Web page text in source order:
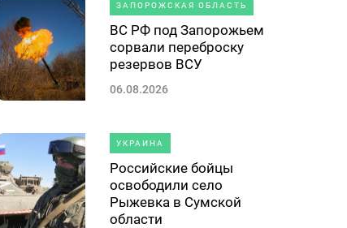
ЗАПОРОЖСКАЯ ОБЛАСТЬ
ВС РФ под Запорожьем
сорвали переброску
резервов ВСУ
06.08.2026
УКРАИНА
Российские бойцы
освободили село
Рыжевка в Сумской
области